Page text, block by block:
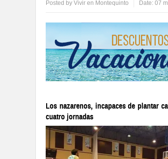
Posted by Vivir en Montequinto Date: 07
Los nazarenos, incapaces de plantar
cuatro jornadas